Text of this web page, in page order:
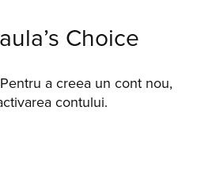
Choice
a creea un cont nou,
contului.